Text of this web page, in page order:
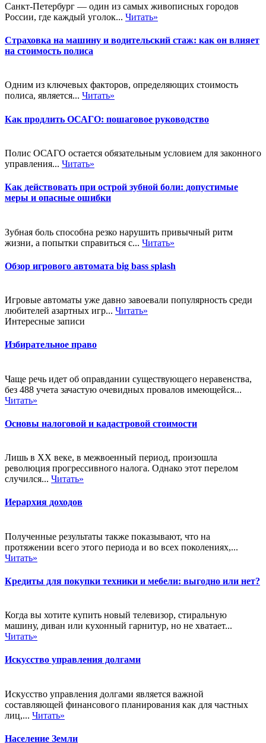
Санкт-Петербург — один из самых живописных городов
России, где каждый уголок... Читать»
Страховка на машину и водительский стаж: как он влияет
на стоимость полиса
Одним из ключевых факторов, определяющих стоимость
полиса, является... Читать»
Как продлить ОСАГО: пошаговое руководство
Полис ОСАГО остается обязательным условием для законного
управления... Читать»
Как действовать при острой зубной боли: допустимые
меры и опасные ошибки
Зубная боль способна резко нарушить привычный ритм
жизни, а попытки справиться с... Читать»
Обзор игрового автомата big bass splash
Игровые автоматы уже давно завоевали популярность среди
любителей азартных игр... Читать»
Интересные записи
Избирательное право
Чаще речь идет об оправдании существующего неравенства,
без 488 учета зачастую очевидных провалов имеющейся...
Читать»
Основы налоговой и кадастровой стоимости
Лишь в XX веке, в межвоенный период, произошла
революция прогрессивного налога. Однако этот перелом
случился... Читать»
Иерархия доходов
Полученные результаты также показывают, что на
протяжении всего этого периода и во всех поколениях,...
Читать»
Кредиты для покупки техники и мебели: выгодно или нет?
Когда вы хотите купить новый телевизор, стиральную
машину, диван или кухонный гарнитур, но не хватает...
Читать»
Искусство управления долгами
Искусство управления долгами является важной
составляющей финансового планирования как для частных
лиц,... Читать»
Население Земли